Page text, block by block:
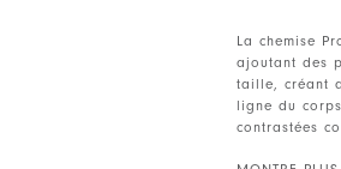
La chemise
ajoutant des
taille, créant
ligne du
contrastées